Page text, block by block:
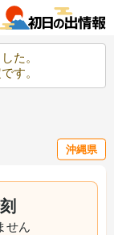
た。
す。
沖縄県
せん